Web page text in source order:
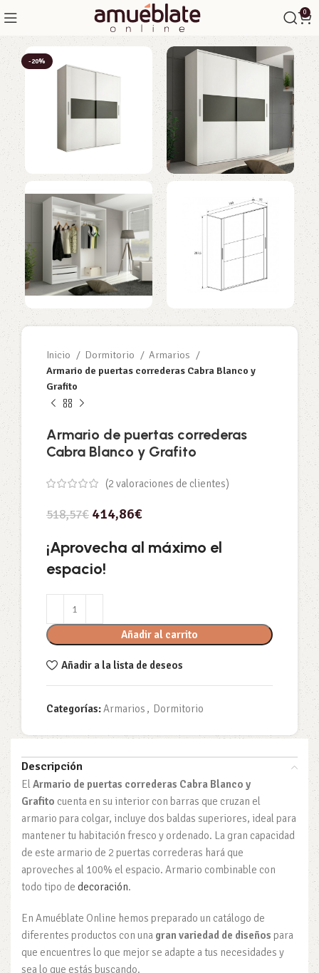
0
-20%
Inicio Dormitorio
Armarios
Armario de puertas correderas Cabra Blanco y
Grafito
Armario de puertas correderas
Cabra Blanco y Grafito
(2 valoraciones de clientes)
518,57€ 414,86€
¡Aprovecha al máximo el
espacio!
Añadir al carrito
Añadir a la lista de deseos
Categorías:Armarios , Dormitorio
Descripción
ElArmario de puertas correderas Cabra Blanco y
Grafito cuenta en su interior con barras que cruzan el
armario para colgar, incluye dos baldas superiores, ideal para
mantener tu habitación fresco y ordenado. La gran capacidad
de este armario de 2 puertas correderas hará que
aproveches al 100% el espacio. Armario combinable con
todo tipo de decoración.
En Amuéblate Online hemos preparado un catálogo de
diferentes productos con una gran variedad de diseños para
que encuentres lo que mejor se adapte a tus necesidades y
sea lo que estás buscando.